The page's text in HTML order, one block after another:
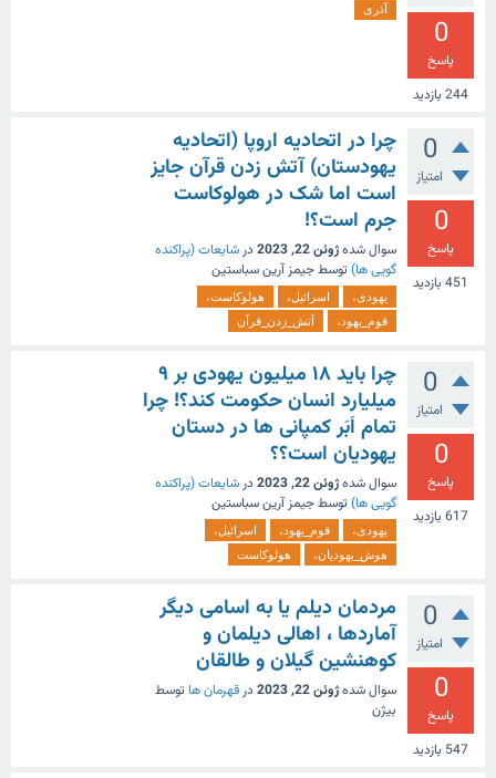
0
پاسخ
244 بازدید
آذری
0
امتیاز
0
پاسخ
451 بازدید
چرا در اتحادیه اروپا (اتحادیه
یهودستان) آتش زدن قرآن جایز
است اما شک در هولوکاست
جرم است؟!
سوال شدهژوئن 22, 2023 در شایعات (پراکنده
گویی ها) توسطجیمز آرین سباستین
یهودی، اسرائیل،
هولوکاست،
قوم_یهود،
آتش_زدن_قرآن
0
امتیاز
0
پاسخ
617 بازدید
چرا باید ۱۸ میلیون یهودی بر ۹
میلیارد انسان حکومت کند؟! چرا
تمام اَبَر کمپانی ها در دستان
یهودیان است؟؟
سوال شدهژوئن 22, 2023 در شایعات (پراکنده
گویی ها) توسطجیمز آرین سباستین
یهودی، قوم_یهود،
اسرائیل،
هوش_یهودیان،
هولوکاست
0
امتیاز
0
پاسخ
547 بازدید
مردمان دیلم یا به اسامی دیگر
آماردها ، اهالی دیلمان و
کوهنشین گیلان و طالقان
سوال شدهژوئن 22, 2023 در قهرمان ها توسط
بیژن